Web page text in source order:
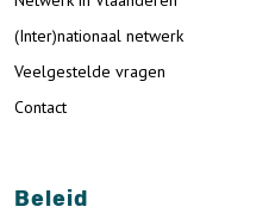
(Inter)nationaal netwerk
Veelgestelde vragen
Contact
Beleid